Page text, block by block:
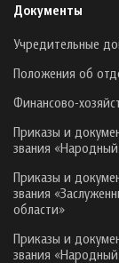
Документы
Учредительные
Положения об
Финансово-
Приказы и
звания
Приказы и
звания
области»
Приказы и
звания